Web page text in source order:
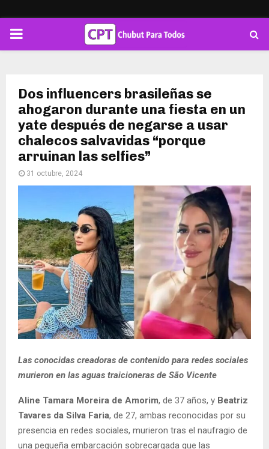
PRIMARY
Dos influencers brasileñas se
ahogaron durante una fiesta en un
yate después de negarse a usar
chalecos salvavidas “porque
arruinan las selfies”
31 octubre, 2024
Las conocidas creadoras de contenido para redes sociales
murieron en las aguas traicioneras de São Vicente
Aline Tamara Moreira de Amorim, de 37 años, y Beatriz
Tavares da Silva Faria, de 27, ambas reconocidas por su
presencia en redes sociales, murieron tras el naufragio de
una pequeña embarcación sobrecargada que las